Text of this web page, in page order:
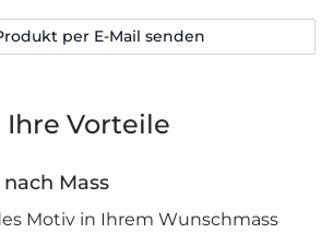
per E-Mail senden
Ihre Vorteile
Mass
Motiv in Ihrem Wunschmass